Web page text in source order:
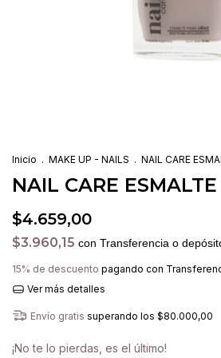
Inicio . MAKE UP - NAILS . NAIL CARE
NAIL CARE
$4.659,00
$3.960,15 con Transferencia o
15% de descuento pagando con
Ver más detalles
Envío gratis superando los $80.000,00
¡No te lo pierdas, es el último!